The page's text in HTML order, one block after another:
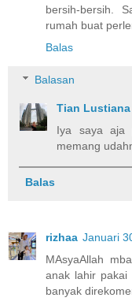
bersih-bersih.
rumah buat
Balas
Balasan
Tian Lustiana
Iya saya aja
memang
Balas
rizhaa Januari
MAsyaAllah
anak lahir pakai
banyak